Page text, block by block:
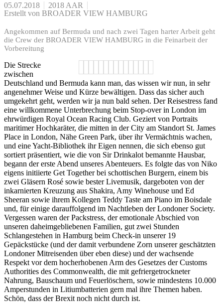
05.07.2018
2018 AAR
Erstellt von BROADER VIEW HAMBURG
Angekommen auf Bermuda und nach zwei Tagen harter Arbeit geht
die Crew der BROADER VIEW HAMBURG in die Feinarbeit der
Vorbereitung
Die Strecke
zwischen
Deutschland und Bermuda kann man, das wissen wir nun, in sehr
angenehmer Weise und Kürze bewältigen. Dass das sicher auch
umgekehrt geht, werden wir ja nun bald sehen. Der Reisestress fand
eine willkommene Unterbrechung beim Stop-over in London im
ehrwürdigen Royal Ocean Racing Club. Geziert von Portraits
maritimer Hochkaräter, die mitten in der City am Standort St. James
Place in London, Nähe Green Park, über ihr Vermächtnis wachen,
und eine Yacht-Bibliothek ihr Eigen nennen, die sich ebenso gut
sortiert präsentiert, wie die von Sir Drinkalot bemannte Hausbar,
begann der erste Abend unseres Abenteuers. Es folgte das von Niko
eigens initiierte Get Together bei schottischen Burgern, einem bis
zwei Gläsern Rosé sowie bester Livemusik, dargeboten von der
inkarnierten Kreuzung aus Shakira, Amy Winehouse und Ed
Sheeran sowie ihrem Kollegen Teddy Taste am Piano im Boisdale
und, für einige darauffolgend im Nachtleben der Londoner Society.
Vergessen waren der Packstress, der emotionale Abschied von
unseren daheimgebliebenen Familien, gut zwei Stunden
Schlangestehen in Hamburg beim Check-in unserer 19
Gepäckstücke (und der damit verbundene Zorn unserer geschätzten
Londoner Mitreisenden über eben diese) und der wachsende
Respekt vor dem hocherhobenen Arm des Gesetzes der Customs
Authorities des Commonwealth, die mit gefriergetrockneter
Nahrung, Bauschaum und Feuerlöschern, sowie mindestens 10.000
Amperstunden in Litiumbatterien gern mal ihre Themen haben.
Schön, dass der Brexit noch nicht durch ist.